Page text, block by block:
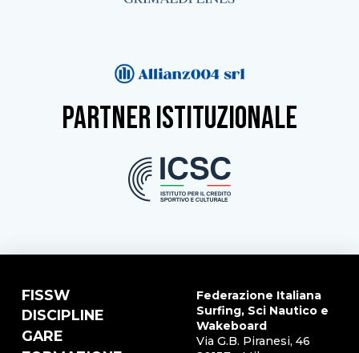
partner istituzionale
FISSW
DISCIPLINE
GARE
Federazione Italiana
Surfing, Sci Nautico e
Wakeboard
Via G.B. Piranesi, 46